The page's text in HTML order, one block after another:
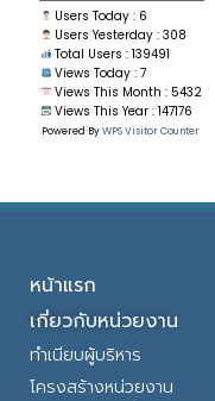
Users Today : 6
Users Yesterday : 308
Total Users : 139491
Views Today : 7
Views This Month : 5432
Views This Year : 147176
Powered ByWPS Visitor Counter
หน้าแรก
เกี่ยวกับหน่วยงาน
ทำเนียบผู้บริหาร
โครงสร้างหน่วยงาน